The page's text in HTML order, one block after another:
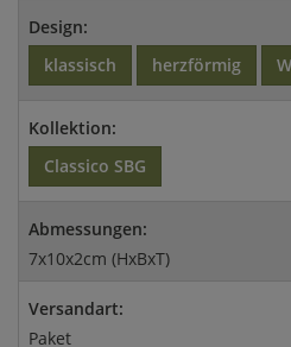
Design:
klassisch
herzförmig
Kollektion:
Classico SBG
Abmessungen:
7x10x2cm (HxBxT)
Versandart:
Paket